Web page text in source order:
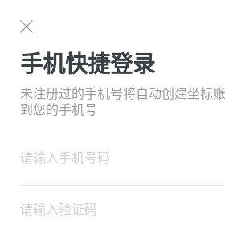
手机快捷登录
未注册过的手机号将自动创建坐标
到您的手机号